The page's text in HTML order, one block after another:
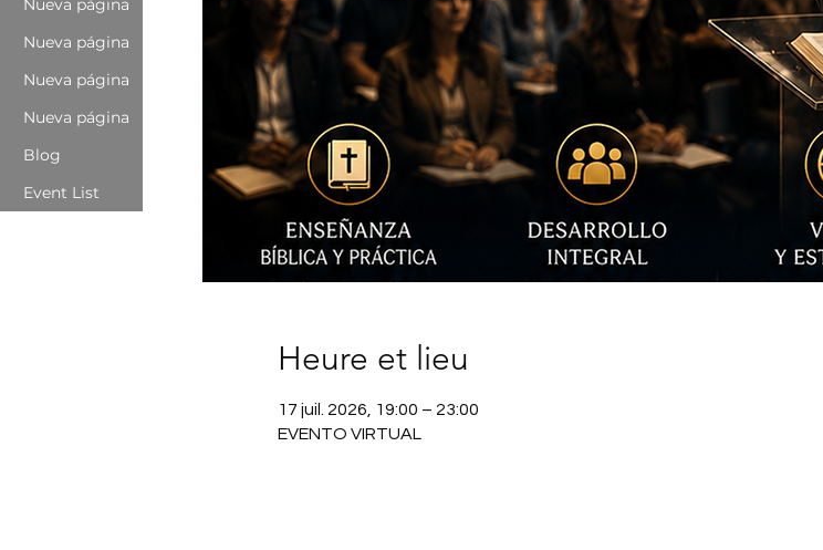
Nueva página
Nueva página
Nueva página
Nueva página
Blog
Event List
Heure et lieu
17 juil. 2026, 19:00 – 23:00
EVENTO VIRTUAL